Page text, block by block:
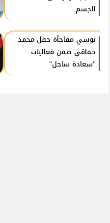
الجسم
بوسي مفاجأة حفل محمد
حماقي ضمن فعاليات
"سعادة ساحل"